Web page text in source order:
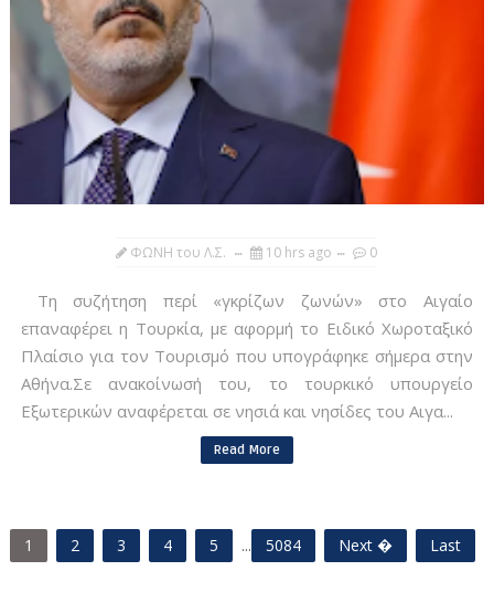
ΦΩΝΗ του Λ.Σ. 10 hrs ago 0
Τη συζήτηση περί «γκρίζων ζωνών» στο Αιγαίο
επαναφέρει η Τουρκία, με αφορμή το Ειδικό Χωροταξικό
Πλαίσιο για τον Τουρισμό που υπογράφηκε σήμερα στην
Αθήνα.Σε ανακοίνωσή του, το τουρκικό υπουργείο
Εξωτερικών αναφέρεται σε νησιά και νησίδες του Αιγα...
Read More
1 2 3 4 5 ... 5084 Next � Last